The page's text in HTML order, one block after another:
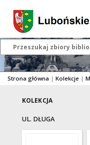
Strona główna | Kolekcje |
KOLEKCJA
UL. DŁUGA